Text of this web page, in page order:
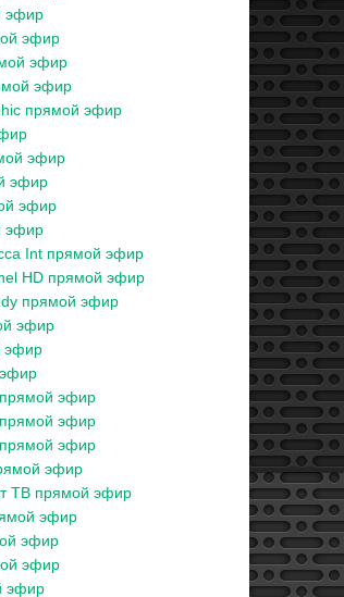
эфир
эфир
эфир
эфир
прямой эфир
эфир
эфир
эфир
эфир
Int прямой эфир
HD прямой эфир
прямой эфир
эфир
эфир
эфир
эфир
эфир
эфир
ТВ прямой эфир
эфир
эфир
эфир
эфир